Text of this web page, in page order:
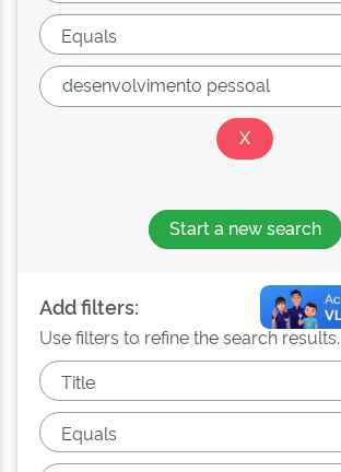
Start a new search
Add filters:
Use filters to refine the search results.